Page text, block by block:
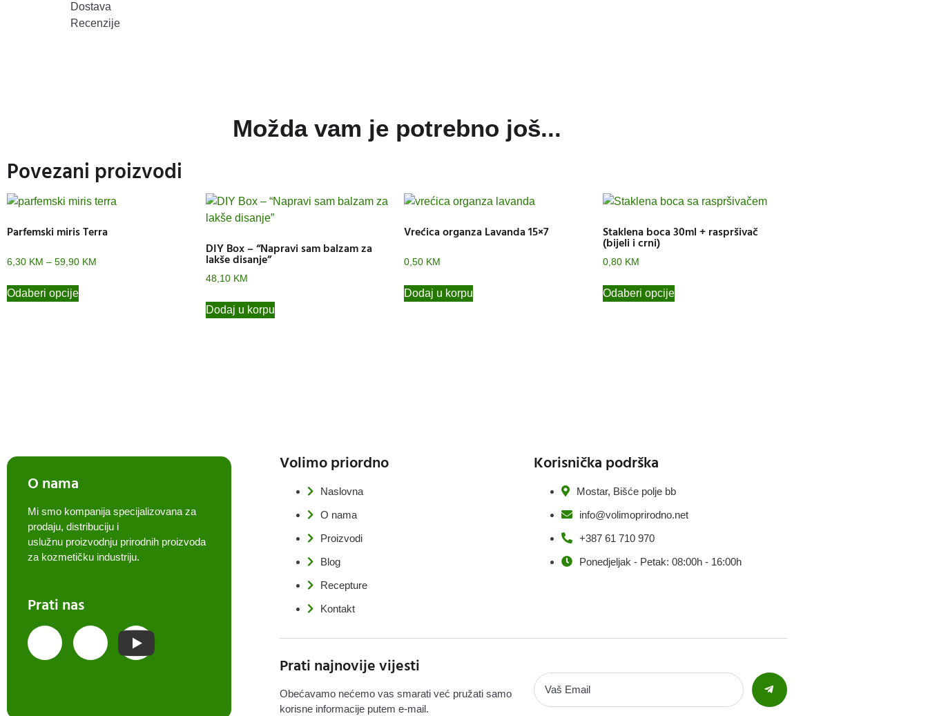
Dostava
Recenzije
Možda vam je potrebno još...
Povezani proizvodi
Parfemski miris Terra
6,30 KM – 59,90 KM
Odaberi opcije
DIY Box – “Napravi sam balzam za
lakše disanje”
48,10 KM
Dodaj u korpu
Vrećica organza Lavanda 15×7
0,50 KM
Dodaj u korpu
Staklena boca 30ml + raspršivač
(bijeli i crni)
0,80 KM
Odaberi opcije
O nama
Mi smo kompanija specijalizovana za
prodaju, distribuciju i
uslužnu proizvodnju prirodnih proizvoda
za kozmetičku industriju.
Prati nas
Volimo priordno
Naslovna
O nama
Proizvodi
Blog
Recepture
Kontakt
Korisnička podrška
Mostar, Bišće polje bb
info@volimoprirodno.net
+387 61 710 970
Ponedjeljak - Petak: 08:00h - 16:00h
Prati najnovije vijesti
Obećavamo nećemo vas smarati već pružati samo
korisne informacije putem e-mail.